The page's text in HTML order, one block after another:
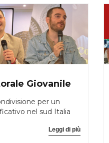
Giovanile
per un
nel sud Italia
Leggi di più